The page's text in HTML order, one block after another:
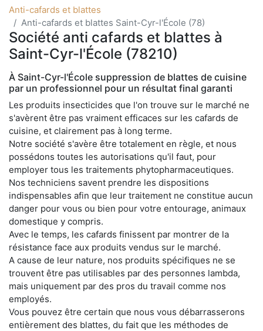
Anti-cafards et blattes
Anti-cafards et blattes Saint-Cyr-l'École (78)
Société anti cafards et blattes à
Saint-Cyr-l'École (78210)
À Saint-Cyr-l'École suppression de blattes de cuisine
par un professionnel pour un résultat final garanti
Les produits insecticides que l'on trouve sur le marché ne
s'avèrent être pas vraiment efficaces sur les cafards de
cuisine, et clairement pas à long terme.
Notre société s'avère être totalement en règle, et nous
possédons toutes les autorisations qu'il faut, pour
employer tous les traitements phytopharmaceutiques.
Nos techniciens savent prendre les dispositions
indispensables afin que leur traitement ne constitue aucun
danger pour vous ou bien pour votre entourage, animaux
domestique y compris.
Avec le temps, les cafards finissent par montrer de la
résistance face aux produits vendus sur le marché.
A cause de leur nature, nos produits spécifiques ne se
trouvent être pas utilisables par des personnes lambda,
mais uniquement par des pros du travail comme nos
employés.
Vous pouvez être certain que nous vous débarrasserons
entièrement des blattes, du fait que les méthodes de